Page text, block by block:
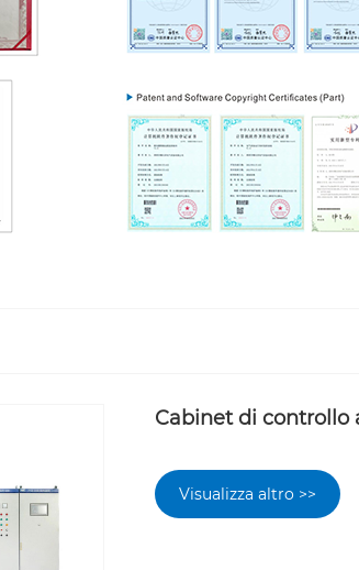
Cabinet di controllo
Visualizza altro >>